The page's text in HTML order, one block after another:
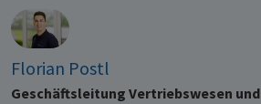
Florian Postl
Geschäftsleitung Vertriebswesen und